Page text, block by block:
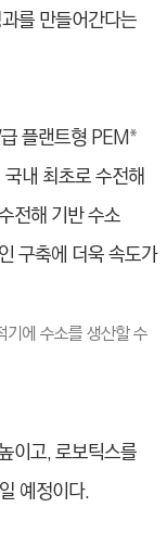
를 만들어간다는
플랜트형 PEM*
내 최초로 수전해
전해 기반 수소
구축에 더욱 속도가
에 수소를 생산할 수
이고, 로보틱스를
예정이다.